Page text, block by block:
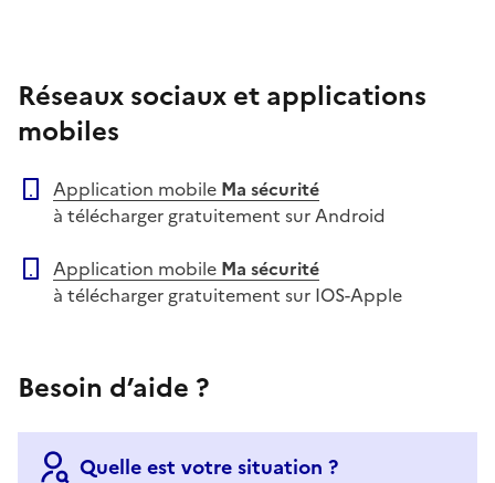
Réseaux sociaux et applications
mobiles
Application mobile Ma sécurité
à télécharger gratuitement sur Android
Application mobile Ma sécurité
à télécharger gratuitement sur IOS-Apple
Besoin d’aide ?
Quelle est votre situation ?